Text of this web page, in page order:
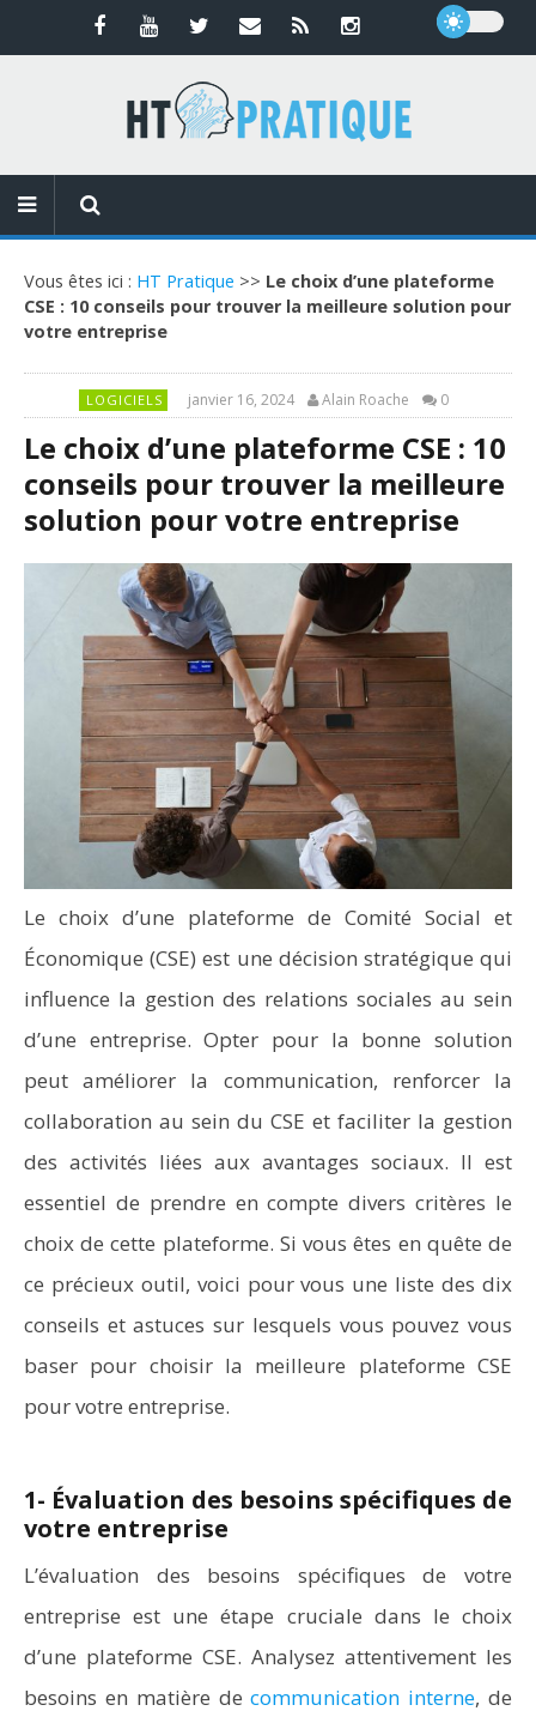
Vous êtes ici : HT Pratique >> Le choix d’une plateforme
CSE : 10 conseils pour trouver la meilleure solution pour
votre entreprise
LOGICIELS janvier 16, 2024 Alain Roache 0
Le choix d’une plateforme CSE : 10
conseils pour trouver la meilleure
solution pour votre entreprise
Le choix d’une plateforme de Comité Social et
Économique (CSE) est une décision stratégique qui
influence la gestion des relations sociales au sein
d’une entreprise. Opter pour la bonne solution
peut améliorer la communication, renforcer la
collaboration au sein du CSE et faciliter la gestion
des activités liées aux avantages sociaux. Il est
essentiel de prendre en compte divers critères le
choix de cette plateforme. Si vous êtes en quête de
ce précieux outil, voici pour vous une liste des dix
conseils et astuces sur lesquels vous pouvez vous
baser pour choisir la meilleure plateforme CSE
pour votre entreprise.
1- Évaluation des besoins spécifiques de
votre entreprise
L’évaluation des besoins spécifiques de votre
entreprise est une étape cruciale dans le choix
d’une plateforme CSE. Analysez attentivement les
besoins en matière decommunication interne, de